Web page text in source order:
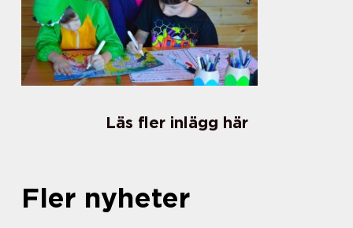
Läs fler inlägg här
Fler nyheter